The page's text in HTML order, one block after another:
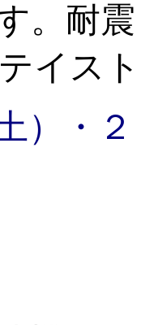
。耐
イス
）・